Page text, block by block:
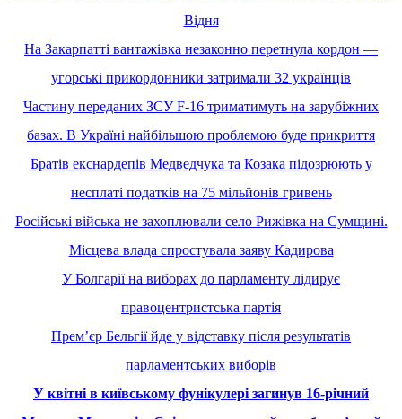
Відня
На Закарпатті вантажівка незаконно перетнула кордон —
угорські прикордонники затримали 32 українців
Частину переданих ЗСУ F-16 триматимуть на зарубіжних
базах. В Україні найбільшою проблемою буде прикриття
Братів екснардепів Медведчука та Козака підозрюють у
несплаті податків на 75 мільйонів гривень
Російські війська не захоплювали село Рижівка на Сумщині.
Місцева влада спростувала заяву Кадирова
У Болгарії на виборах до парламенту лідирує
правоцентристська партія
Премʼєр Бельгії йде у відставку після результатів
парламентських виборів
У квітні в київському фунікулері загинув 16-річний